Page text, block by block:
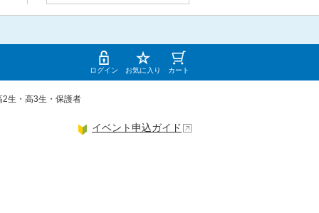
ログイン お気に入り カート
生・高3生・保護者
イベント申込ガイド